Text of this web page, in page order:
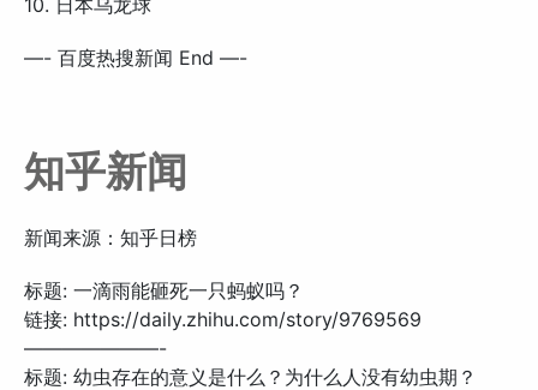
—- 百度热搜新闻 End —-
知乎新闻
新闻来源：知乎日榜
标题: 一滴雨能砸死一只蚂蚁吗？
链接: https://daily.zhihu.com/story/9769569
———————-
标题: 幼虫存在的意义是什么？为什么人没有幼虫期？